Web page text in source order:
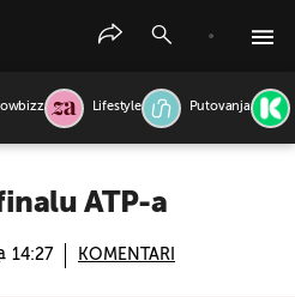
Lifestyle Putovanja
ATP-a
14:27 KOMENTARI